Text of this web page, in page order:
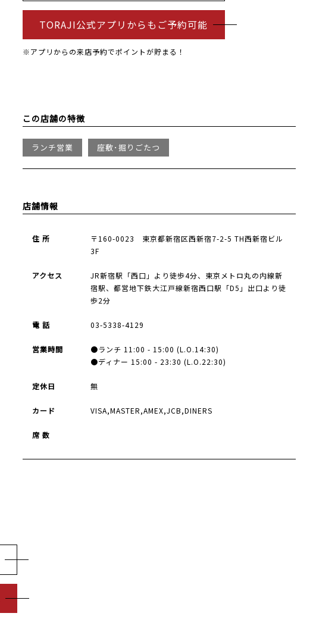
TORAJI公式アプリからもご予約可能
※アプリからの来店予約でポイントが貯まる！
この店舗の特徴
ランチ営業 座敷･掘りごたつ
店舗情報
住 所
〒160-0023 東京都新宿区西新宿7-2-5 TH西新宿ビル
3F
アクセス
JR新宿駅「西口」より徒歩4分、東京メトロ丸の内線新
宿駅、都営地下鉄大江戸線新宿西口駅「D5」出口より徒
歩2分
電 話 03-5338-4129
営業時間
●ランチ 11:00 - 15:00 (L.O.14:30)
●ディナー 15:00 - 23:30 (L.O.22:30)
定休日 無
カード VISA,MASTER,AMEX,JCB,DINERS
席 数